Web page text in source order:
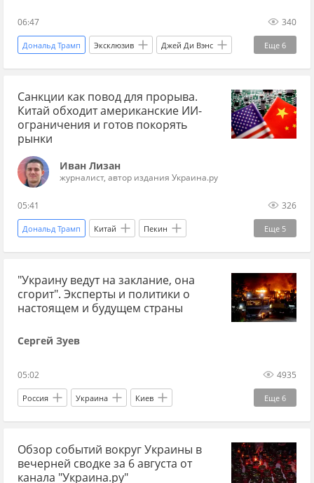
06:47 340
Еще 6
Дональд Трамп Эксклюзив Джей Ди Вэнс
Республиканская партия
Демократическая партия Такер Карлсон
Конгресс США выборы Украина.ру
Санкции как повод для прорыва.
Китай обходит американские ИИ-
ограничения и готов покорять
рынки
Иван Лизан
журналист, автор издания Украина.ру
05:41 326
Еще 5
Дональд Трамп Китай Пекин
Джо Байден Reuters США
ИИ (искусственный интеллект) Эксклюзив
"Украину ведут на заклание, она
сгорит". Эксперты и политики о
настоящем и будущем страны
Сергей Зуев
05:02 4935
Еще 6
Россия Украина Киев
Владимир Зеленский Андрей Ермолаев
Денис Шмыгаль Вооруженные силы Украины
Верховная Рада Politico
Обзор событий вокруг Украины в
вечерней сводке за 6 августа от
канала "Украина.ру"